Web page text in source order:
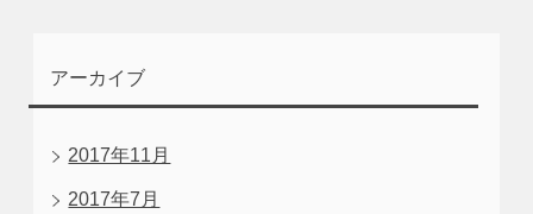
アーカイブ
2017年11月
2017年7月